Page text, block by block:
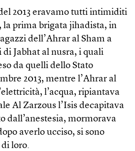
2013 eravamo tutti intimiditi
la prima brigata jihadista, in
dell’Ahrar al Sham a
Jabhat al nusra, i quali
da quelli dello Stato
2013, mentre l’Ahrar al
l’acqua, ripiantava
Al Zarzous l’Isis decapitava
dall’anestesia, mormorava
averlo ucciso, si sono
loro.